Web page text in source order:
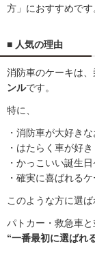
方」におすすめです
■ 人気の理由
消防車のケーキは
ンルです。
特に、
・消防車が大好き
・はたらく車が好き
・かっこいい誕生
・確実に喜ばれる
このような方に選ば
パトカー・救急車と
“一番最初に選ばれ